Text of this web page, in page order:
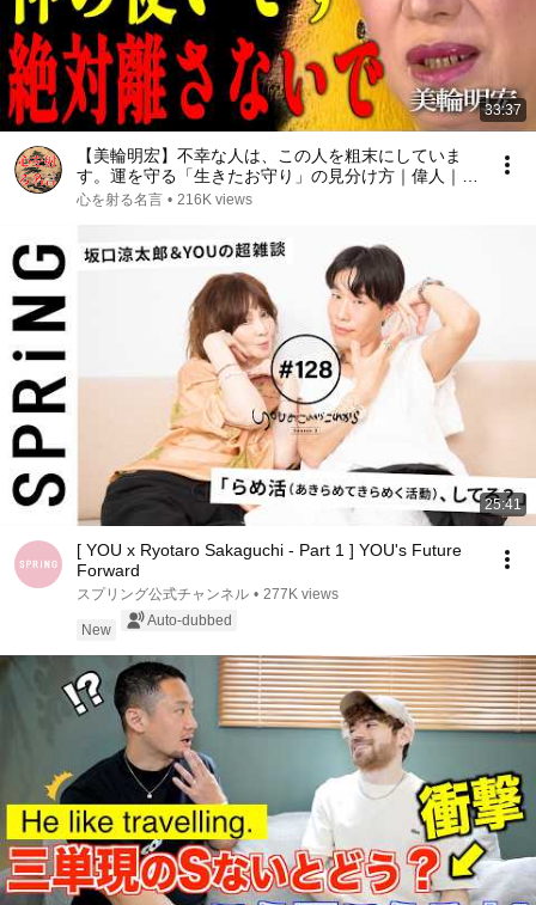
33:37
【美輪明宏】不幸な人は、この人を粗末にしていま
す。運を守る「生きたお守り」の見分け方｜偉人｜名
言｜言葉の力｜人生哲学｜
心を射る名言 • 216K views
25:41
[ YOU x Ryotaro Sakaguchi - Part 1 ] YOU's Future
Forward
スプリング公式チャンネル • 277K views
New
Auto-dubbed